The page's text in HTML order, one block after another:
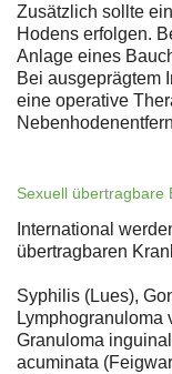
Zusätzlich sollte
Hodens erfolgen.
Anlage eines
Bei ausgeprägtem
eine operative
Sexuell übertragbare
International
übertragbaren
Syphilis (Lues),
Lymphogranuloma
Granuloma
acuminata